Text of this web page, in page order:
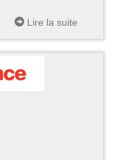
Lire la suite